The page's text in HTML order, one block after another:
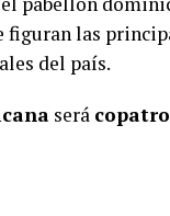
figuran las
del país.
será